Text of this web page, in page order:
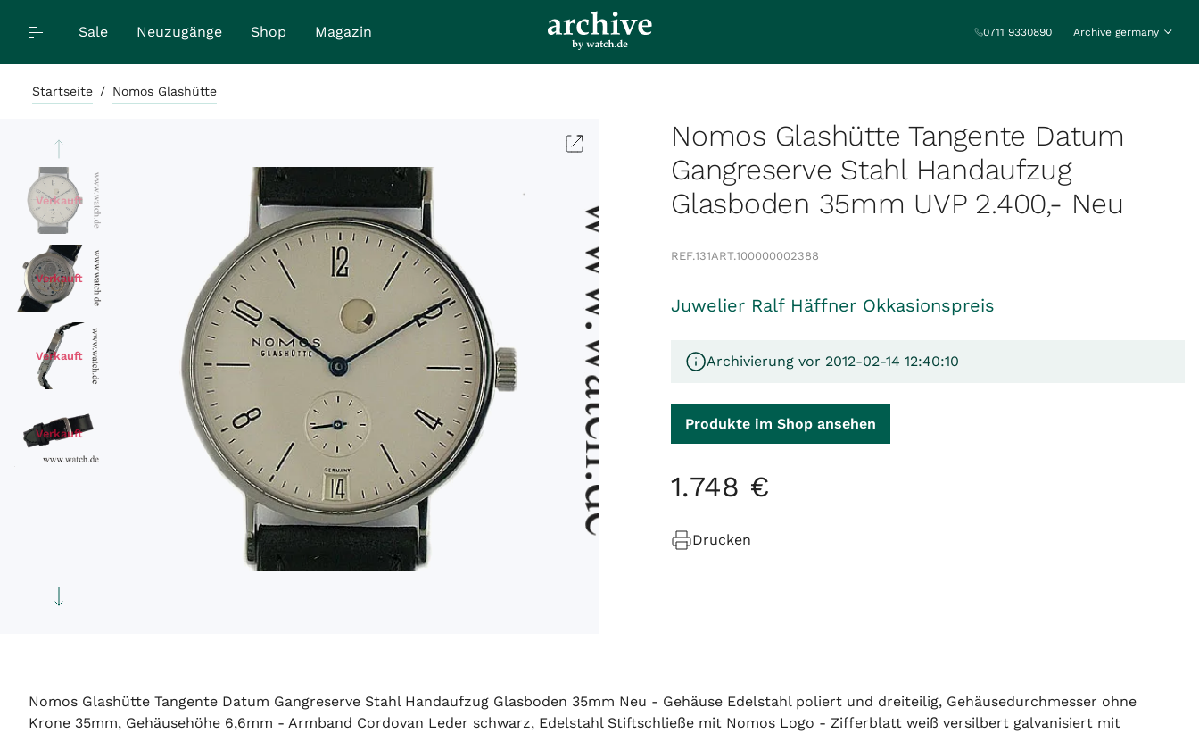
Sale Neuzugänge Shop Magazin 0711 9330890 Archive germany
Startseite / Nomos Glashütte
Nomos Glashütte Tangente Datum
Gangreserve Stahl Handaufzug
Glasboden 35mm UVP 2.400,- Neu
Verkauft
Verkauft
Verkauft
Verkauft
REF.131ART.100000002388
Juwelier Ralf Häffner Okkasionspreis
Archivierung vor 2012-02-14 12:40:10
Produkte im Shop ansehen
1.748 €
Drucken
Nomos Glashütte Tangente Datum Gangreserve Stahl Handaufzug Glasboden 35mm Neu - Gehäuse Edelstahl poliert und dreiteilig, Gehäusedurchmesser ohne
Krone 35mm, Gehäusehöhe 6,6mm - Armband Cordovan Leder schwarz, Edelstahl Stiftschließe mit Nomos Logo - Zifferblatt weiß versilbert galvanisiert mit